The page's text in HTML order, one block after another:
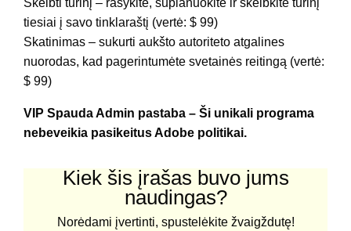
Skelbti turinį – rašykite, suplanuokite ir skelbkite turinį
tiesiai į savo tinklaraštį (vertė: $ 99)
Skatinimas – sukurti aukšto autoriteto atgalines
nuorodas, kad pagerintumėte svetainės reitingą (vertė:
$ 99)
VIP Spauda Admin pastaba – Ši unikali programa
nebeveikia pasikeitus Adobe politikai.
Kiek šis įrašas buvo jums
naudingas?
Norėdami įvertinti, spustelėkite žvaigždutę!